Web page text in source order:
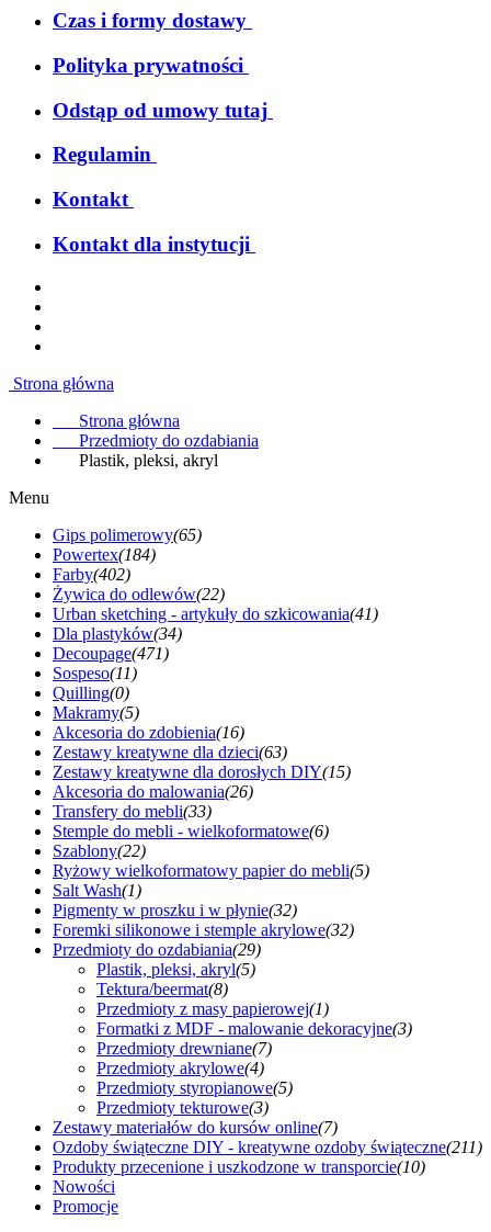
Czas i formy dostawy
Polityka prywatności
Odstąp od umowy tutaj
Regulamin
Kontakt
Kontakt dla instytucji
Strona główna
Strona główna
Przedmioty do ozdabiania
Plastik, pleksi, akryl
Menu
Gips polimerowy(65)
Powertex(184)
Farby(402)
Żywica do odlewów(22)
Urban sketching - artykuły do szkicowania(41)
Dla plastyków(34)
Decoupage(471)
Sospeso(11)
Quilling(0)
Makramy(5)
Akcesoria do zdobienia(16)
Zestawy kreatywne dla dzieci(63)
Zestawy kreatywne dla dorosłych DIY(15)
Akcesoria do malowania(26)
Transfery do mebli(33)
Stemple do mebli - wielkoformatowe(6)
Szablony(22)
Ryżowy wielkoformatowy papier do mebli(5)
Salt Wash(1)
Pigmenty w proszku i w płynie(32)
Foremki silikonowe i stemple akrylowe(32)
Przedmioty do ozdabiania(29)
Plastik, pleksi, akryl(5)
Tektura/beermat(8)
Przedmioty z masy papierowej(1)
Formatki z MDF - malowanie dekoracyjne(3)
Przedmioty drewniane(7)
Przedmioty akrylowe(4)
Przedmioty styropianowe(5)
Przedmioty tekturowe(3)
Zestawy materiałów do kursów online(7)
Ozdoby świąteczne DIY - kreatywne ozdoby świąteczne(211)
Produkty przecenione i uszkodzone w transporcie(10)
Nowości
Promocje